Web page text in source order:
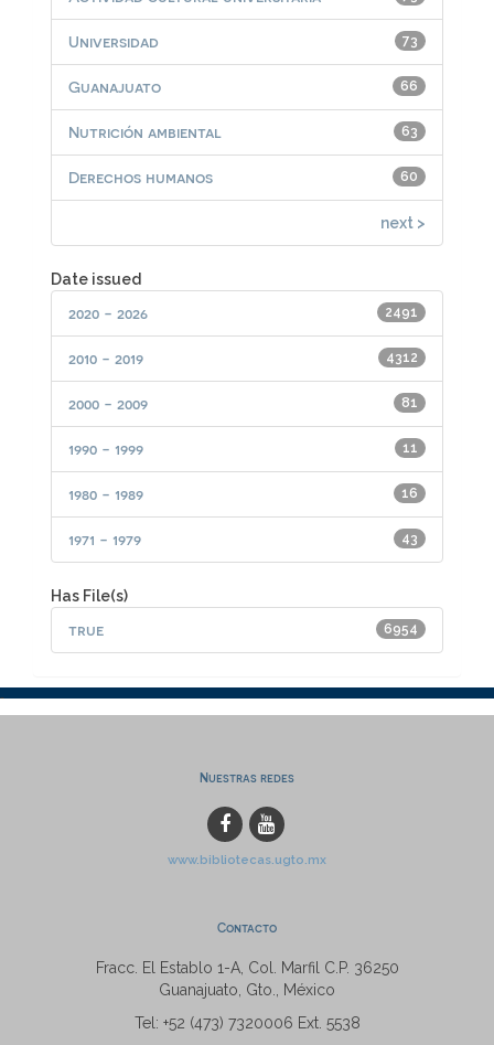
73
Universidad
66
Guanajuato
63
Nutrición ambiental
60
Derechos humanos
next >
Date issued
2491
2020 - 2026
4312
2010 - 2019
81
2000 - 2009
11
1990 - 1999
16
1980 - 1989
43
1971 - 1979
Has File(s)
6954
true
Nuestras redes
www.bibliotecas.ugto.mx
Contacto
Fracc. El Establo 1-A, Col. Marfil C.P. 36250
Guanajuato, Gto., México
Tel: +52 (473) 7320006 Ext. 5538